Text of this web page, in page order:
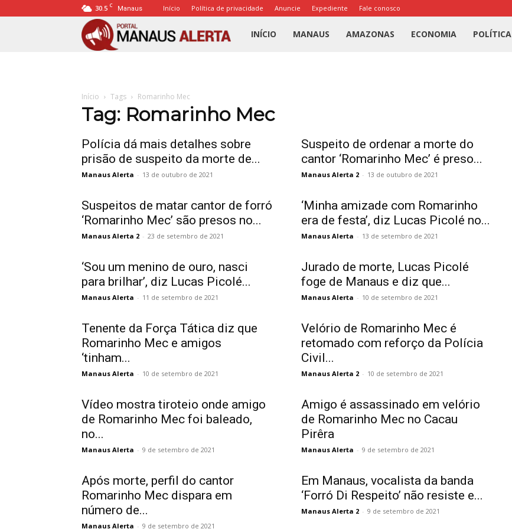
30.5 C Manaus Início Política de privacidade Anuncie Expediente Fale conosco
Portal
Alerta
INÍCIO MANAUS AMAZONAS ECONOMIA POLÍTICA
Início Tags Romarinho Mec
Tag: Romarinho Mec
Polícia dá mais detalhes sobre
prisão de suspeito da morte de...
Manaus Alerta - 13 de outubro de 2021
Suspeito de ordenar a morte do
cantor ‘Romarinho Mec’ é preso...
Manaus Alerta 2 - 13 de outubro de 2021
Suspeitos de matar cantor de forró
‘Romarinho Mec’ são presos no...
Manaus Alerta 2 - 23 de setembro de 2021
‘Minha amizade com Romarinho
era de festa’, diz Lucas Picolé no...
Manaus Alerta - 13 de setembro de 2021
‘Sou um menino de ouro, nasci
para brilhar’, diz Lucas Picolé...
Manaus Alerta - 11 de setembro de 2021
Jurado de morte, Lucas Picolé
foge de Manaus e diz que...
Manaus Alerta - 10 de setembro de 2021
Tenente da Força Tática diz que
Romarinho Mec e amigos
‘tinham...
Manaus Alerta - 10 de setembro de 2021
Velório de Romarinho Mec é
retomado com reforço da Polícia
Civil...
Manaus Alerta 2 - 10 de setembro de 2021
Vídeo mostra tiroteio onde amigo
de Romarinho Mec foi baleado,
no...
Manaus Alerta - 9 de setembro de 2021
Amigo é assassinado em velório
de Romarinho Mec no Cacau
Pirêra
Manaus Alerta - 9 de setembro de 2021
Após morte, perfil do cantor
Romarinho Mec dispara em
número de...
Manaus Alerta - 9 de setembro de 2021
Em Manaus, vocalista da banda
‘Forró Di Respeito’ não resiste e...
Manaus Alerta 2 - 9 de setembro de 2021